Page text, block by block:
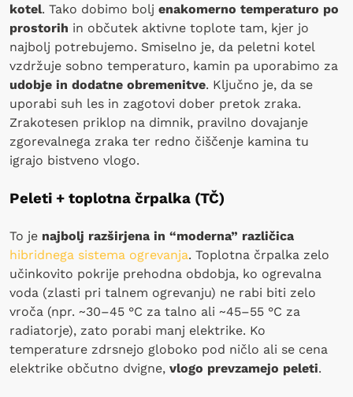
kotel. Tako dobimo bolj enakomerno temperaturo po
prostorih in občutek aktivne toplote tam, kjer jo
najbolj potrebujemo. Smiselno je, da peletni kotel
vzdržuje sobno temperaturo, kamin pa uporabimo za
udobje in dodatne obremenitve. Ključno je, da se
uporabi suh les in zagotovi dober pretok zraka.
Zrakotesen priklop na dimnik, pravilno dovajanje
zgorevalnega zraka ter redno čiščenje kamina tu
igrajo bistveno vlogo.
Peleti + toplotna črpalka (TČ)
To je najbolj razširjena in “moderna” različica
hibridnega sistema ogrevanja. Toplotna črpalka zelo
učinkovito pokrije prehodna obdobja, ko ogrevalna
voda (zlasti pri talnem ogrevanju) ne rabi biti zelo
vroča (npr. ~30–45 °C za talno ali ~45–55 °C za
radiatorje), zato porabi manj elektrike. Ko
temperature zdrsnejo globoko pod ničlo ali se cena
elektrike občutno dvigne, vlogo prevzamejo peleti.